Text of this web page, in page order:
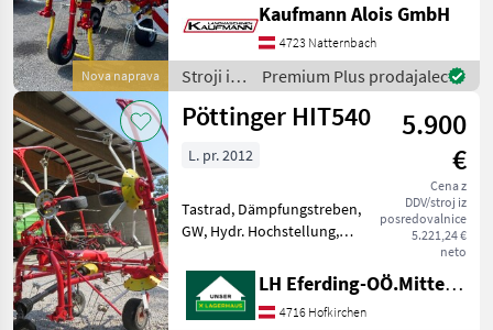
Nova naprava
Antrieb - Gelenkwelle -
Beleuchtung und
Warntafeln - Tastrad - hydr.
Grenzstreueinrichtung
Kaufmann Alois GmbH
4723 Natternbach
Stroji in
oprema
za žetev
spravilo
Pöttinger
Premium Plus prodajalec
Pöttinger HIT540
5.900
€
Cena z
DDV/stroj iz
posredovalnice
5.221,24 €
neto
L. pr. 2012
Tastrad, Dämpfungstreben,
GW, Hydr. Hochstellung,
Grenzstreueinrichtung TOP
Zustand -- PRIVATVERKAUF
priklopni trosilec, varovanje
LH Eferding-OÖ.Mitte, Landtechnik Hofkirchen
4716 Hofkirchen